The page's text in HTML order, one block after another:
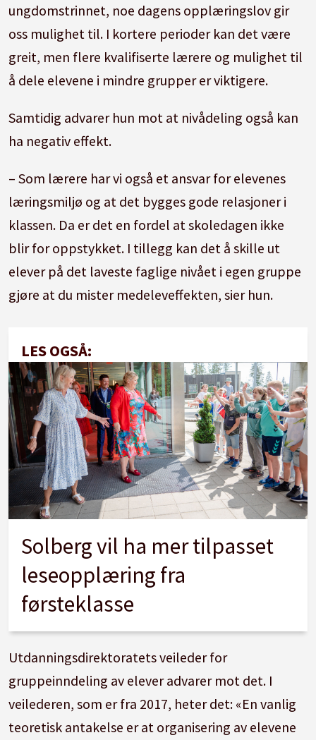
ungdomstrinnet, noe dagens opplæringslov gir
oss mulighet til. I kortere perioder kan det være
greit, men flere kvalifiserte lærere og mulighet til
å dele elevene i mindre grupper er viktigere.
Samtidig advarer hun mot at nivådeling også kan
ha negativ effekt.
– Som lærere har vi også et ansvar for elevenes
læringsmiljø og at det bygges gode relasjoner i
klassen. Da er det en fordel at skoledagen ikke
blir for oppstykket. I tillegg kan det å skille ut
elever på det laveste faglige nivået i egen gruppe
gjøre at du mister medeleveffekten, sier hun.
LES OGSÅ:
Solberg vil ha mer tilpasset
leseopplæring fra
førsteklasse
Utdanningsdirektoratets veileder for
gruppeinndeling av elever advarer mot det. I
veilederen, som er fra 2017, heter det: «En vanlig
teoretisk antakelse er at organisering av elevene